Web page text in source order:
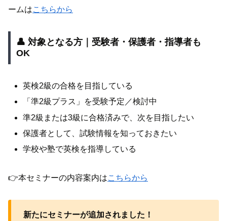
ームはこちらから
👤 対象となる方｜受験者・保護者・指導者も
OK
英検2級の合格を目指している
「準2級プラス」を受験予定／検討中
準2級または3級に合格済みで、次を目指したい
保護者として、試験情報を知っておきたい
学校や塾で英検を指導している
👉本セミナーの内容案内はこちらから
新たにセミナーが追加されました！